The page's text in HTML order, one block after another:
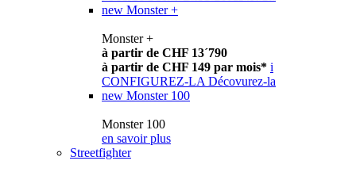
new Monster +
Monster +
à partir de CHF 13´790
à partir de CHF 149 par mois* i
CONFIGUREZ-LA Décovurez-la
new Monster 100
Monster 100
en savoir plus
Streetfighter